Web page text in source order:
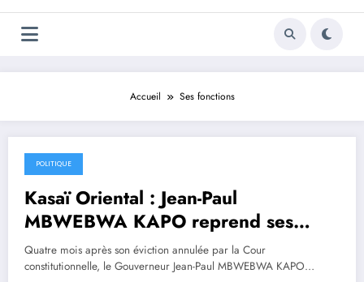
Accueil Ses fonctions
25 septembre 2025
POLITIQUE
Kasaï Oriental : Jean-Paul
MBWEBWA KAPO reprend ses
fonctions et prône l’unité pour
relancer la province
Quatre mois après son éviction annulée par la Cour
constitutionnelle, le Gouverneur Jean-Paul MBWEBWA KAPO…